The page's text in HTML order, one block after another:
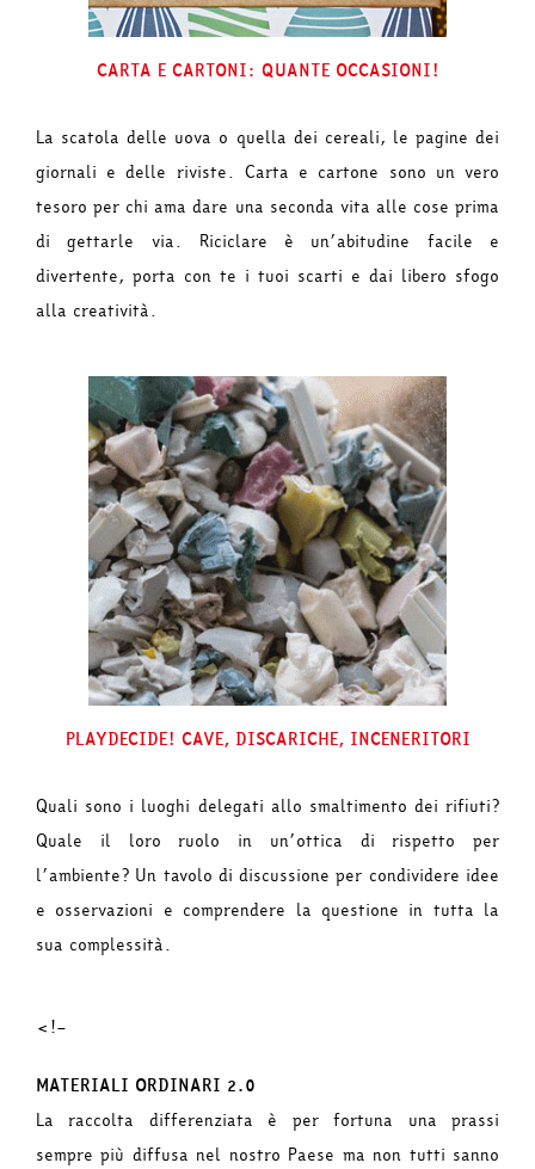
CARTA E CARTONI: QUANTE OCCASIONI!
La scatola delle uova o quella dei cereali, le pagine dei
giornali e delle riviste. Carta e cartone sono un vero
tesoro per chi ama dare una seconda vita alle cose prima
di gettarle via. Riciclare è un’abitudine facile e
divertente, porta con te i tuoi scarti e dai libero sfogo
alla creatività.
PLAYDECIDE! CAVE, DISCARICHE, INCENERITORI
Quali sono i luoghi delegati allo smaltimento dei rifiuti?
Quale il loro ruolo in un’ottica di rispetto per
l’ambiente? Un tavolo di discussione per condividere idee
e osservazioni e comprendere la questione in tutta la
sua complessità.
<!–
MATERIALI ORDINARI 2.0
La raccolta differenziata è per fortuna una prassi
sempre più diffusa nel nostro Paese ma non tutti sanno